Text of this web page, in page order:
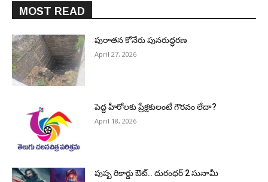
MOST READ
పురాత‌న కోనేరు పున‌రుద్ధ‌ర‌ణ
April 27, 2026
పెద్ద హీరోల‌కు ప్రేక్ష‌కులంటే గౌర‌వం లేదా?
April 18, 2026
పుష్ప రికార్డు ఔట్‌.. దురంధ‌ర్ 2 సునామీ